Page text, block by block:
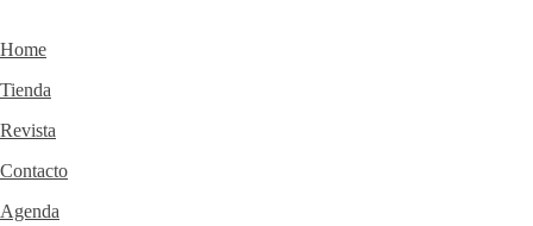
Home
Tienda
Revista
Contacto
Agenda